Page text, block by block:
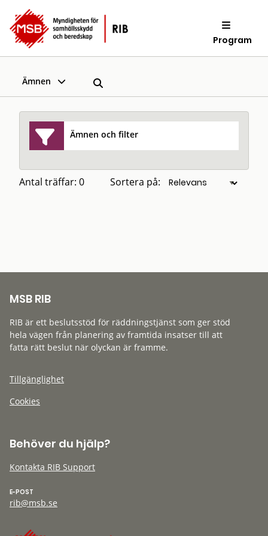
Program
Ämnen
Ämnen och filter
Antal träffar: 0 Sortera på:
MSB RIB
RIB är ett beslutsstöd för räddningstjänst som ger stöd
hela vägen från planering av framtida insatser till att
fatta rätt beslut när olyckan är framme.
Tillgänglighet
Cookies
Behöver du hjälp?
Kontakta RIB Support
E-POST
rib@msb.se